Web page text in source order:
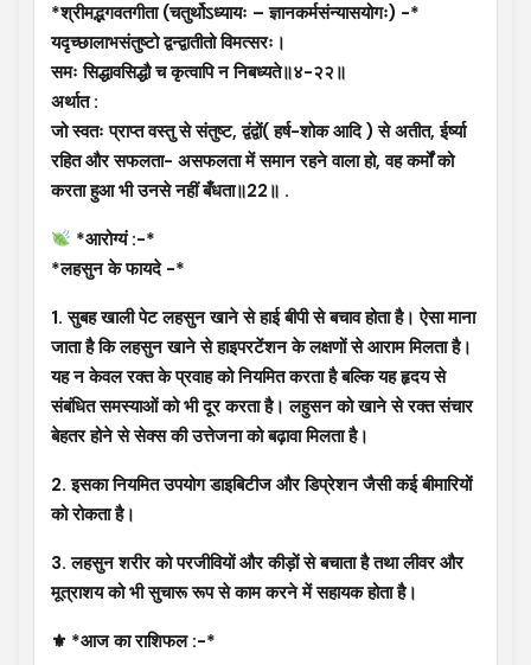
*श्रीमद्भगवतगीता (चतुर्थोऽध्यायः – ज्ञानकर्मसंन्यासयोगः) -*
यदृच्छालाभसंतुष्टो द्वन्द्वातीतो विमत्सरः।
समः सिद्धावसिद्धौ च कृत्वापि न निबध्यते॥४-२२॥
अर्थात :
जो स्वतः प्राप्त वस्तु से संतुष्ट, द्वंद्वों( हर्ष-शोक आदि ) से अतीत, ईर्ष्या
रहित और सफलता- असफलता में समान रहने वाला हो, वह कर्मों को
करता हुआ भी उनसे नहीं बँधता॥22॥ .
*आरोग्यं :-*
*लहसुन के फायदे -*
1. सुबह खाली पेट लहसुन खाने से हाई बीपी से बचाव होता है। ऐसा माना
जाता है कि लहसुन खाने से हाइपरटेंशन के लक्षणों से आराम मिलता है।
यह न केवल रक्त के प्रवाह को नियमित करता है बल्कि यह हृदय से
संबंधित समस्याओं को भी दूर करता है। लहुसन को खाने से रक्त संचार
बेहतर होने से सेक्स की उत्तेजना को बढ़ावा मिलता है।
2. इसका नियमित उपयोग डाइबिटीज और डिप्रेशन जैसी कई बीमारियों
को रोकता है।
3. लहसुन शरीर को परजीवियों और कीड़ों से बचाता है तथा लीवर और
मूत्राशय को भी सुचारू रूप से काम करने में सहायक होता है।
⚜ *आज का राशिफल :-*